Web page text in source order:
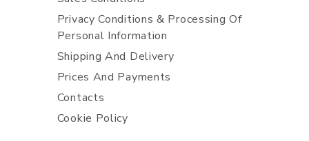
Privacy Conditions & Processing Of
Personal Information
Shipping And Delivery
Prices And Payments
Contacts
Cookie Policy